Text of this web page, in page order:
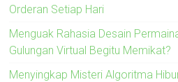
Orderan Setiap Hari
Menguak Rahasia Desain
Gulungan Virtual Begitu Memikat?
Menyingkap Misteri Algoritma